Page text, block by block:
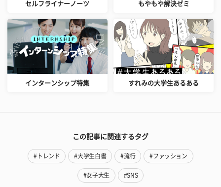
セルフライナーノーツ もやもや解決ゼミ
インターンシップ特集 すれみの大学生あるある
この記事に関連するタグ
#トレンド #大学生白書 #流行 #ファッション
#女子大生 #SNS